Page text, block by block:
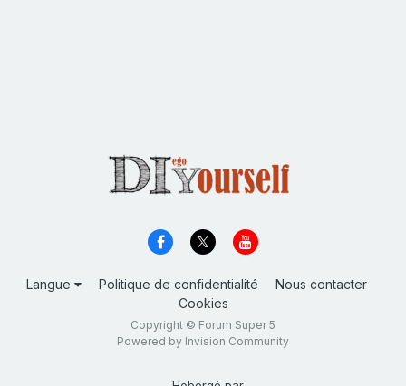
Langue Politique de confidentialité
Nous contacter
Cookies
Copyright © Forum Super 5
Powered by Invision Community